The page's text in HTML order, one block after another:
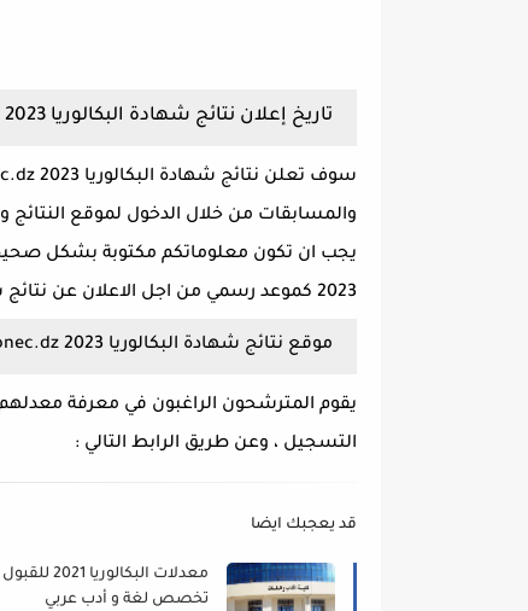
تاريخ إعلان نتائج شهادة البكالوريا 2023 bac.onec.dz :
والمسابقات من خلال الدخول لموقع النتائج
2023 كموعد رسمي من اجل الاعلان عن نتائج شهادة البكالوريا 2023
موقع نتائج شهادة البكالوريا 2023 bac.onec.dz :
التسجيل ، وعن طريق الرابط التالي :
قد يعجبك ايضا
معدلات البكالوريا
تخصص لغة و أدب عربي